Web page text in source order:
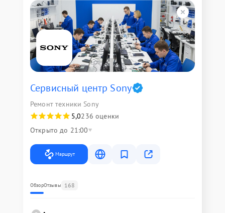
Сервисный центр Sony
Ремонт техники Sony
5,0236 оценки
Открыто до 21:00
Маршрут
ОбзорОтзывы 168